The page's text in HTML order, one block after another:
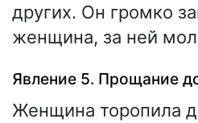
других. Он громко
женщина, за ней
Явление 5. Прощание
Женщина торопила